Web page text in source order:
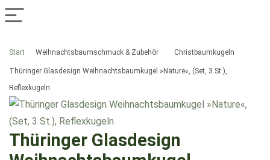
Start Weihnachtsbaumschmuck & Zubehör Christbaumkugeln
Thüringer Glasdesign Weihnachtsbaumkugel »Nature«, (Set, 3 St.),
Reflexkugeln
Thüringer Glasdesign